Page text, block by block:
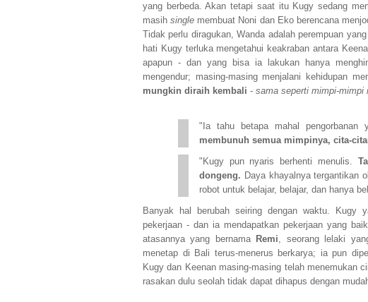
yang berbeda. Akan tetapi saat itu Kugy sedang
masih single membuat Noni dan Eko berencana
Tidak perlu diragukan, Wanda adalah perempuan
hati Kugy terluka mengetahui keakraban antara
apapun - dan yang bisa ia lakukan hanya
mengendur; masing-masing menjalani kehidupan
mungkin diraih kembali - sama seperti mimpi-mimpi
"Ia tahu betapa mahal pengorbanan
membunuh semua mimpinya, cita-
"Kugy pun nyaris berhenti menulis.
dongeng. Daya khayalnya tergantikan
robot untuk belajar, belajar, dan hanya
Banyak hal berubah seiring dengan waktu. Kugy
pekerjaan - dan ia mendapatkan pekerjaan yang
atasannya yang bernamaRemi, seorang lelaki
menetap di Bali terus-menerus berkarya; ia pun
Kugy dan Keenan masing-masing telah menemukan
rasakan dulu seolah tidak dapat dihapus dengan